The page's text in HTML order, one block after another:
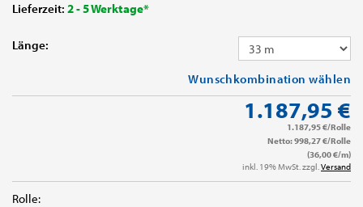
Lieferzeit: 2 - 5 Werktage*
Länge:
Wunschkombination wählen
1.187,95 €
1.187,95 €/Rolle
Netto: 998,27 €/Rolle
(36,00 €/m)
inkl. 19% MwSt. zzgl.Versand
Rolle: